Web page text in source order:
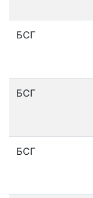
БСГ
БСГ
БСГ